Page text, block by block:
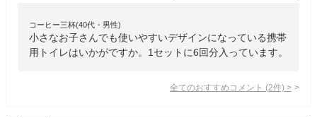
コーヒー三杯(40代・男性)
小さなお子さんでも使いやすいデザインになっている携帯
用トイレはいかがですか。1セットに6回分入っています。
全てのおすすめコメント (2件) >